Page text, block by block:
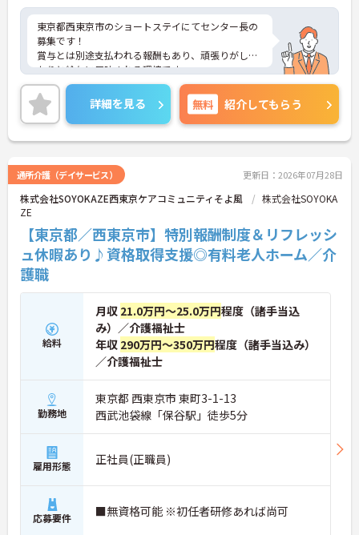
東京都西東京市のショートステイにてセンター長の
募集です！
賞与とは別途支払われる報酬もあり、頑張りがしっ
かりと給与に反映される環境です。
ご興味ある方には、面接対策ポイントなど、さらに
詳細をお話しいたしますのでお気軽にご相談くださ
い！
詳細を見る 無料 紹介してもらう
通所介護（デイサービス） 更新日：2026年07月28日
株式会社SOYOKAZE西東京ケアコミュニティそよ風
株式会社SOYOKA
ZE
【東京都／西東京市】特別報酬制度＆リフレッシ
ュ休暇あり♪資格取得支援◎有料老人ホーム／介
護職
給料
月収 21.0万円～25.0万円程度（諸手当込
み）／介護福祉士
年収 290万円～350万円程度（諸手当込み）
／介護福祉士
勤務地
東京都 西東京市 東町3-1-13
西武池袋線「保谷駅」徒歩5分
雇用形態 正社員(正職員)
応募要件 ■無資格可能 ※初任者研修あれば尚可